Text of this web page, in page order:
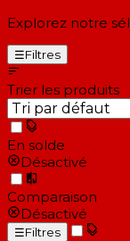
Explorez notre
☰Filtres
Trier les produits
En solde
Désactivé
Comparaison
Désactivé
☰Filtres